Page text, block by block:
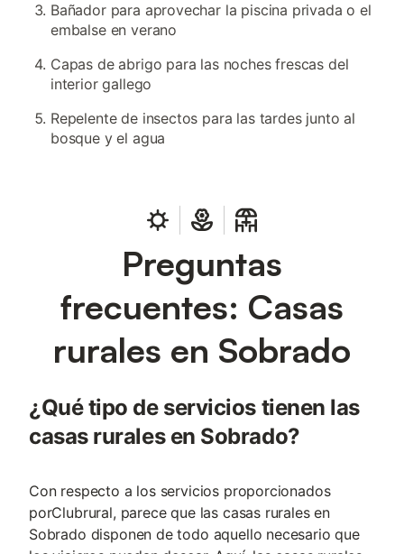
Bañador para aprovechar la piscina privada o el
embalse en verano
Capas de abrigo para las noches frescas del
interior gallego
Repelente de insectos para las tardes junto al
bosque y el agua
Preguntas
frecuentes: Casas
rurales en Sobrado
¿Qué tipo de servicios tienen las
casas rurales en Sobrado?
Con respecto a los servicios proporcionados
porClubrural, parece que las casas rurales en
Sobrado disponen de todo aquello necesario que